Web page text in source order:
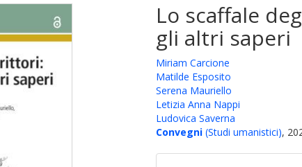
Lo scaffale
gli altri saperi
Miriam Carcione
Matilde Esposito
Serena Mauriello
Letizia Anna Nappi
Ludovica Saverna
Convegni (Studi umanistici),